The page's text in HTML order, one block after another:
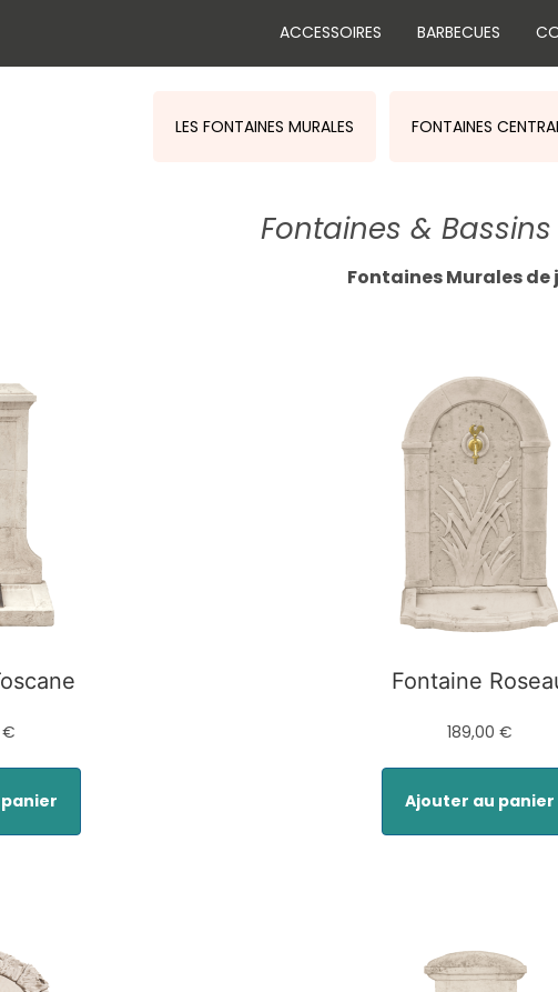
ACCESSOIRES BARBECUES
LES FONTAINES MURALES FONTAINES
Fontaines &
Fontaines Murales de
€
Fontaine
189,00 €
Ajouter au panier